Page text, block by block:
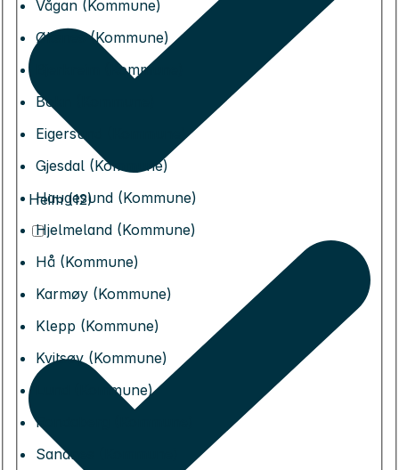
Vågan (Kommune)
Øksnes (Kommune)
Bjerkreim (Kommune)
Bokn (Kommune)
Eigersund (Kommune)
Gjesdal (Kommune)
Haugesund (Kommune)
Hjelmeland (Kommune)
Hå (Kommune)
Karmøy (Kommune)
Klepp (Kommune)
Kvitsøy (Kommune)
Lund (Kommune)
Randaberg (Kommune)
Sandnes (Kommune)
Heim (12)